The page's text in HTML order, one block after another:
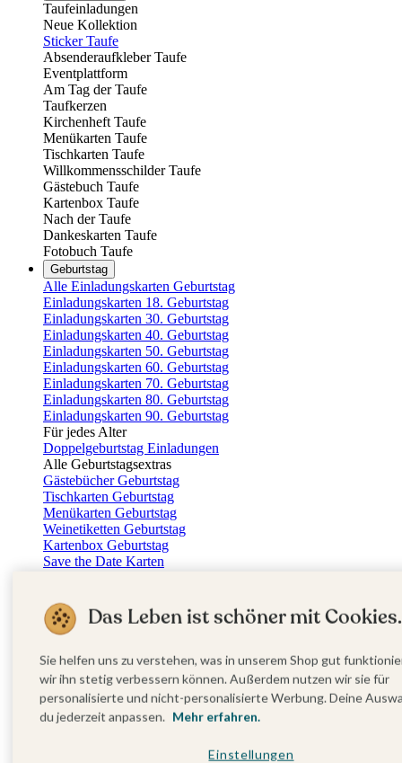
Taufeinladungen
Neue Kollektion
Sticker Taufe
Absenderaufkleber Taufe
Eventplattform
Am Tag der Taufe
Taufkerzen
Kirchenheft Taufe
Menükarten Taufe
Tischkarten Taufe
Willkommensschilder Taufe
Gästebuch Taufe
Kartenbox Taufe
Nach der Taufe
Dankeskarten Taufe
Fotobuch Taufe
Geburtstag
Alle Einladungskarten Geburtstag
Einladungskarten 18. Geburtstag
Einladungskarten 30. Geburtstag
Einladungskarten 40. Geburtstag
Einladungskarten 50. Geburtstag
Einladungskarten 60. Geburtstag
Einladungskarten 70. Geburtstag
Einladungskarten 80. Geburtstag
Einladungskarten 90. Geburtstag
Für jedes Alter
Doppelgeburtstag Einladungen
Alle Geburtstagsextras
Gästebücher Geburtstag
Tischkarten Geburtstag
Menükarten Geburtstag
Weinetiketten Geburtstag
Kartenbox Geburtstag
Save the Date Karten
Eventplattform
Einladungskarten Kindergeburtstag
Kindergeburtstag Mädchen
Kindergeburtstag Unisex
Einladungskarten 1. Geburtstag
Fotogeschenke
Alle Fotogeschenke
Das Leben ist schöner mit Cookies.
Sie helfen uns zu verstehen, was in unserem Shop gut
wir ihn stetig verbessern können. Außerdem nutzen wir sie für
personalisierte und nicht-personalisierte Werbung. Deine
du jederzeit anpassen. Mehr erfahren.
Einstellungen